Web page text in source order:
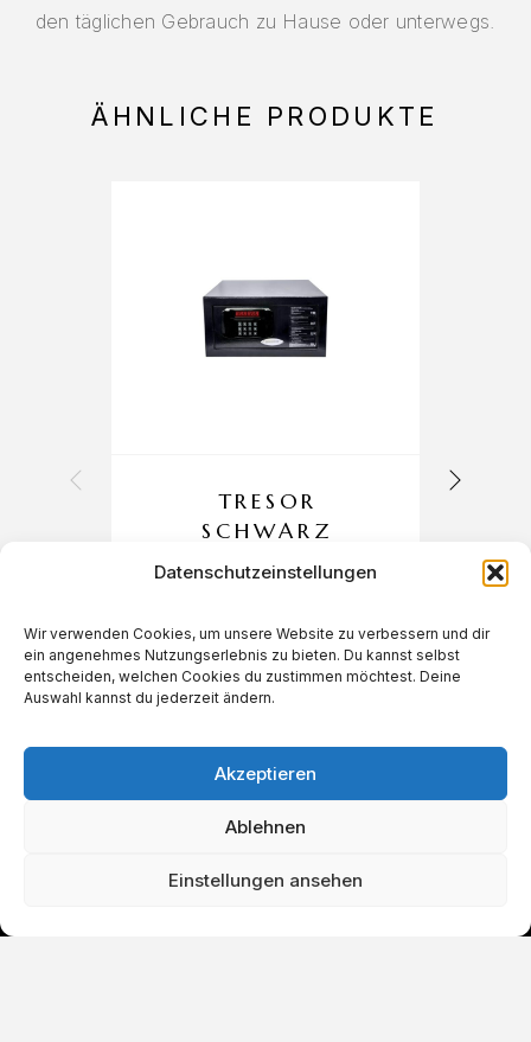
Datenschutzeinstellungen
Wir verwenden Cookies, um unsere Website zu verbessern und dir
ein angenehmes Nutzungserlebnis zu bieten. Du kannst selbst
entscheiden, welchen Cookies du zustimmen möchtest. Deine
Auswahl kannst du jederzeit ändern.
Akzeptieren
Ablehnen
Einstellungen ansehen
den täglichen Gebrauch zu Hause oder unterwegs.
ÄHNLICHE PRODUKTE
TRESOR
SCHWARZ
400X440X220
€120,00